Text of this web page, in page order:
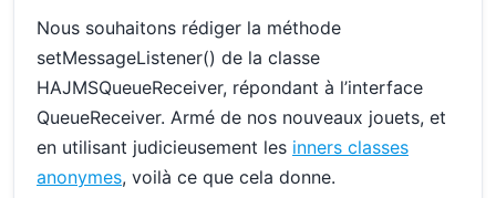
Nous souhaitons rédiger la méthode
setMessageListener() de la classe
HAJMSQueueReceiver, répondant à l’interface
QueueReceiver. Armé de nos nouveaux jouets, et
en utilisant judicieusement les inners classes
anonymes, voilà ce que cela donne.